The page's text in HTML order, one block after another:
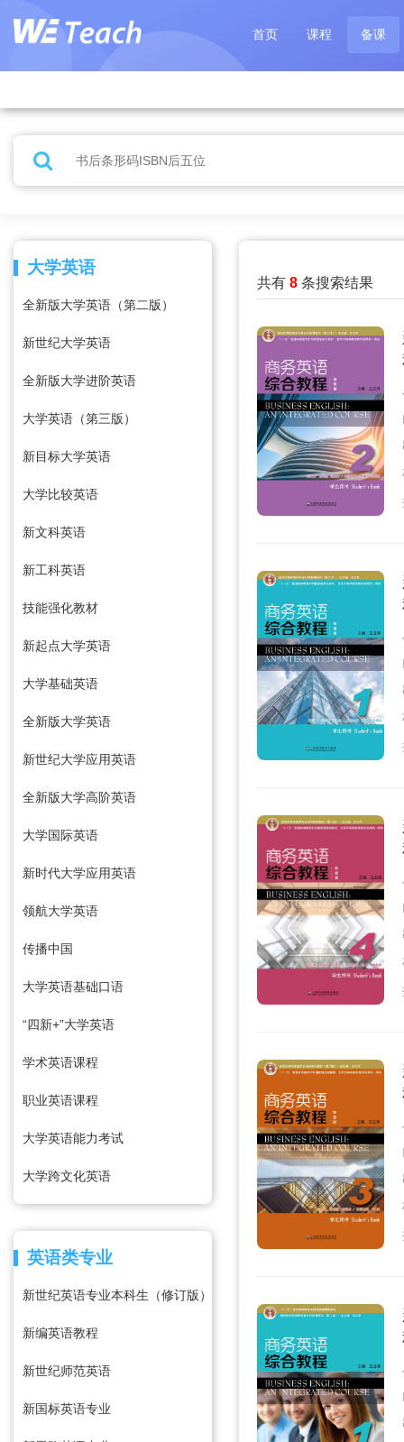
首页 课程 备课
大学英语
全新版大学英语（第二版）
新世纪大学英语
全新版大学进阶英语
大学英语（第三版）
新目标大学英语
大学比较英语
新文科英语
新工科英语
技能强化教材
新起点大学英语
大学基础英语
全新版大学英语
新世纪大学应用英语
全新版大学高阶英语
大学国际英语
新时代大学应用英语
领航大学英语
传播中国
大学英语基础口语
“四新+”大学英语
学术英语课程
职业英语课程
大学英语能力考试
大学跨文化英语
英语类专业
新世纪英语专业本科生（修订版）
新编英语教程
新世纪师范英语
新国标英语专业
共有 8 条搜索结果